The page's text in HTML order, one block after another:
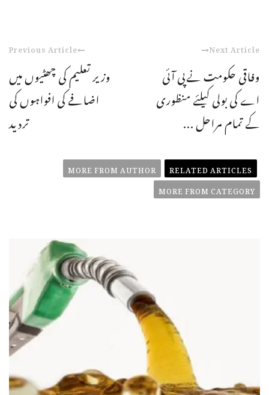
Previous Article
وزیر تعلیم کی چھٹیوں میں
اضافے کی افواہوں کی
تردید
Next Article
وفاقی حکومت نےپی آئی
اے کی بولی کیلئے منظوری
کے تمام مراحل ...
RELATED ARTICLES
MORE FROM AUTHOR
MORE FROM CATEGORY